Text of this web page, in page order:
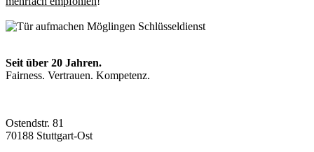
Seit über 20 Jahren.
Fairness. Vertrauen. Kompetenz.
Ostendstr. 81
70188 Stuttgart-Ost